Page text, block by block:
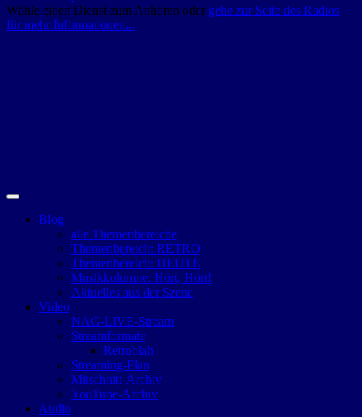
Wähle einen Dienst zum Anhören oder gehe zur Seite des Radios
für mehr Informationen...
Blog
alle Themenbereiche
Themenbereich: RETRO
Themenbereich: HEUTE
Musikkolumne: Hört, Hört!
Aktuelles aus der Szene
Video
NAG-LIVE-Stream
Streamformate
Retroblah
Streaming-Plan
Mitschnitt-Archiv
YouTube-Archiv
Audio